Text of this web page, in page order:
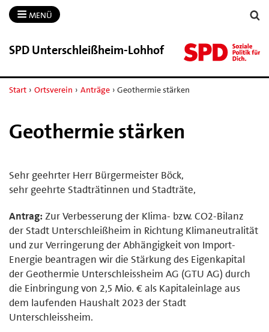
MENÜ
SPD Unterschleißheim-​Lohhof
Start › Ortsverein › Anträge › Geothermie stärken
Geothermie stärken
Sehr geehrter Herr Bürgermeister Böck,
sehr geehrte Stadträtinnen und Stadträte,
Antrag: Zur Verbesserung der Klima- bzw. CO2-Bilanz
der Stadt Unterschleißheim in Richtung Klimaneutralität
und zur Verringerung der Abhängigkeit von Import-
Energie beantragen wir die Stärkung des Eigenkapital
der Geothermie Unterschleissheim AG (GTU AG) durch
die Einbringung von 2,5 Mio. € als Kapitaleinlage aus
dem laufenden Haushalt 2023 der Stadt
Unterschleissheim.